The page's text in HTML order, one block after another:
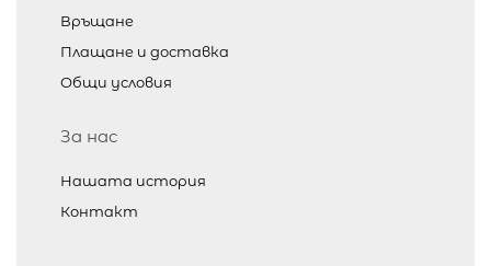
Връщане
Плащане и доставка
Общи условия
За нас
Нашата история
Контакт